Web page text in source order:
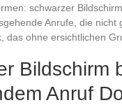
schwarzer
Anrufe, die nicht
das ohne ersichtlichen
Bildschirm
Anruf